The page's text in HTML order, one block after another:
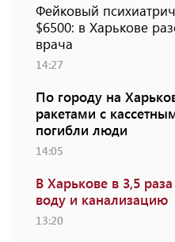
Фейковый
$6500: в Харькове
врача
14:27
По городу на
ракетами с
погибли люди
14:05
В Харькове в 3,5
воду и канализацию
13:20